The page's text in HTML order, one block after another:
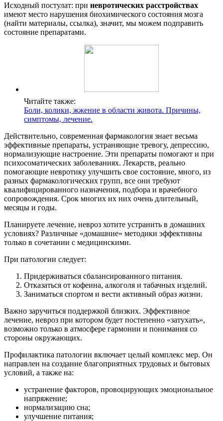
Исходный постулат: при невротических расстройствах
имеют место нарушения биохимического состояния мозга
(найти материалы, ссылка), значит, мы можем подправить
состояние препаратами.
Читайте также:
Боли, колики, жжение в области живота. Причины,
симптомы, лечение.
Действительно, современная фармакология знает весьма
эффективные препараты, устраняющие тревогу, депрессию,
нормализующие настроение. Эти препараты помогают и при
психосоматических заболеваниях. Лекарств, реально
помогающие невротику улучшить свое состояние, много, из
разных фармакологических групп, все они требуют
квалифицированного назначения, подбора и врачебного
сопровождения. Срок многих их них очень длительный,
месяцы и годы.
Планируете лечение, невроз хотите устранить в домашних
условиях? Различные «домашние» методики эффективны
только в сочетании с медицинскими.
При патологии следует:
Придерживаться сбалансированного питания.
Отказаться от кофеина, алкоголя и табачных изделий.
Заниматься спортом и вести активный образ жизни.
Важно заручиться поддержкой близких. Эффективное
лечение, невроз при котором будет постепенно «затухать»,
возможно только в атмосфере гармонии и понимания со
стороны окружающих.
Профилактика патологии включает целый комплекс мер. Он
направлен на создание благоприятных трудовых и бытовых
условий, а также на:
устранение факторов, провоцирующих эмоциональное
напряжение;
нормализацию сна;
улучшение питания;